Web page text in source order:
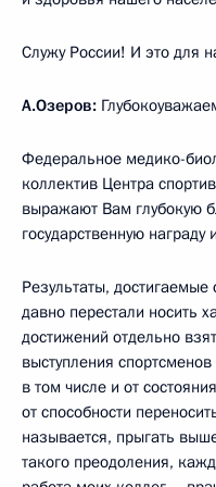
Служу России! И это для
А.Озеров:
Федеральное медико-
коллектив Центра
выражают Вам глубокую
государственную награду
Результаты,
давно перестали носить
достижений отдельно
выступления
в том числе и от
от способности
называется, прыгать
такого преодоления,